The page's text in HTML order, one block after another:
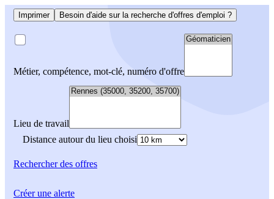
Imprimer Besoin d'aide sur la recherche d'offres d'emploi ?
Métier, compétence, mot-clé, numéro d'offre
Lieu de travail
Distance autour du lieu choisi
Rechercherdes offres
Créer une alerte